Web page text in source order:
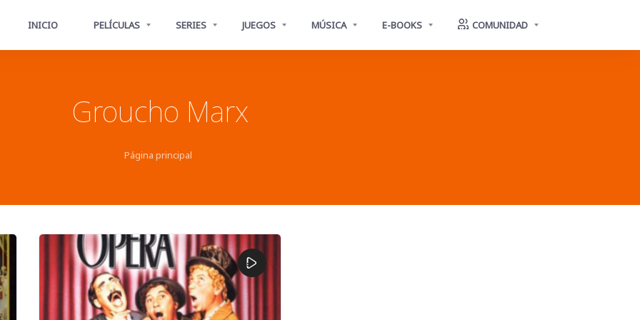
INICIO PELÍCULAS SERIES JUEGOS MÚSICA E-BOOKS COMUNIDAD
Groucho Marx
Página principal